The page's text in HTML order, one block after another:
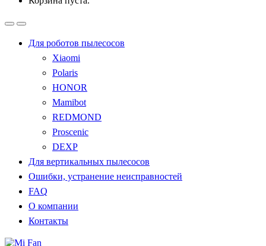
Для роботов пылесосов
Xiaomi
Polaris
HONOR
Mamibot
REDMOND
Proscenic
DEXP
Для вертикальных пылесосов
Ошибки, устранение неисправностей
FAQ
О компании
Контакты